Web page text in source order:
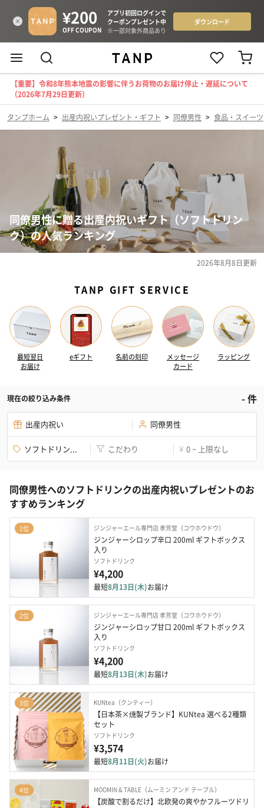
【重要】令和8年熊本地震の影響に伴うお荷物のお届け停止・遅延について
（2026年7月29日更新）
タンプホーム > 出産内祝いプレゼント・ギフト > 同僚男性 > 食品・スイーツ
同僚男性に贈る出産内祝いギフト（ソフトドリン
ク）の人気ランキング
2026年8月8日更新
TANP GIFT SERVICE
最短翌日
お届け
eギフト 名前の刻印
メッセージ
カード
ラッピング
現在の絞り込み条件 -件
出産内祝い 同僚男性
ソフトドリン... こだわり ¥ 0 ~ 上限なし
同僚男性へのソフトドリンクの出産内祝いプレゼントのお
すすめランキング
1位 ジンジャーエール専門店 孝芳堂（コウホウドウ）
ジンジャーシロップ辛口 200ml ギフトボックス
入り
ソフトドリンク
¥4,200
最短8月13日(木)お届け
2位 ジンジャーエール専門店 孝芳堂（コウホウドウ）
ジンジャーシロップ甘口 200ml ギフトボックス
入り
ソフトドリンク
¥4,200
最短8月13日(木)お届け
3位 KUNtea（クンティー）
【日本茶×燻製ブランド】KUNtea 選べる2種類
セット
ソフトドリンク
¥3,574
最短8月11日(火)お届け
4位 MOOMIN & TABLE（ムーミン アンド テーブル）
【炭酸で割るだけ】北欧発の爽やかフルーツドリ